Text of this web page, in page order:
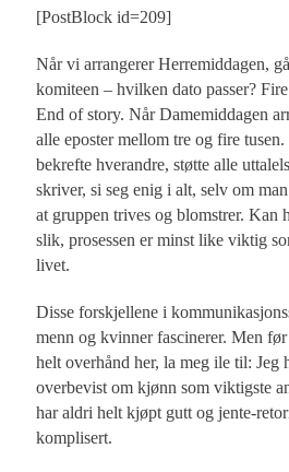
[PostBlock id=209]
Når vi arrangerer Herremiddagen,
‎komiteen – hvilken dato passer?
End of story. Når Damemiddagen
alle eposter mellom tre og fire
bekrefte hverandre, støtte alle
skriver, si seg enig i alt, selv om
at gruppen trives og blomstrer. Kan
slik, prosessen er minst like viktig
livet.
Disse forskjellene i
menn og kvinner fascinerer. Men
helt overhånd her, la meg ile til:
overbevist om kjønn som viktigste
har aldri helt kjøpt gutt og jente-
komplisert.